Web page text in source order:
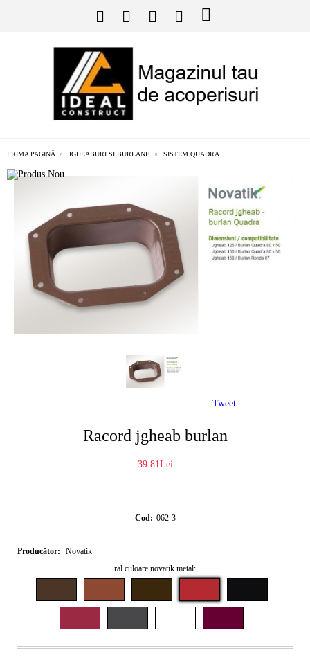
PRIMA PAGINĂ JGHEABURI SI BURLANE SISTEM QUADRA
Racord jgheab burlan
39.81Lei
Cod: 062-3
Producător:
Novatik
ral culoare novatik metal:
Tweet